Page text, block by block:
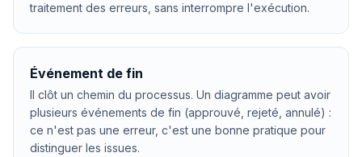
traitement des erreurs, sans interrompre l'exécution.
Événement de fin
Il clôt un chemin du processus. Un diagramme peut avoir
plusieurs événements de fin (approuvé, rejeté, annulé) :
ce n'est pas une erreur, c'est une bonne pratique pour
distinguer les issues.